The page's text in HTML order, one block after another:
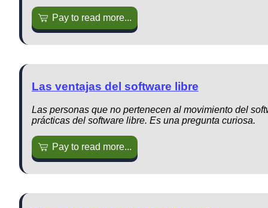
Pay to read more...
Las ventajas del software libre
Las personas que no pertenecen al movimiento del
prácticas del software libre. Es una pregunta curiosa.
Pay to read more...